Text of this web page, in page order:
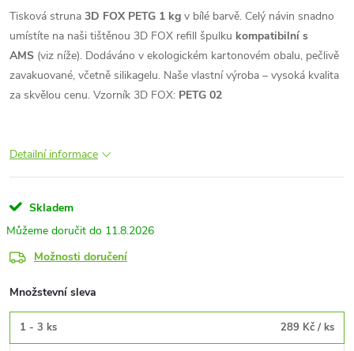
Tisková struna 3D FOX PETG 1 kg v bílé barvě. Celý návin snadno
umístíte na naši tištěnou 3D FOX refill špulku kompatibilní s
AMS (viz níže). Dodáváno v ekologickém kartonovém obalu, pečlivě
zavakuované, včetně silikagelu. Naše vlastní výroba – vysoká kvalita
za skvělou cenu. Vzorník 3D FOX: PETG 02
Detailní informace
Skladem
11.8.2026
Možnosti doručení
Množstevní sleva
1 - 3 ks 289 Kč / ks